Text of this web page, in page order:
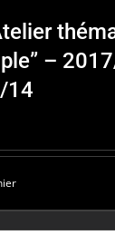
–
14